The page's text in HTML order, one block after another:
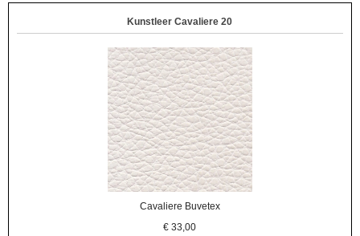
Kunstleer Cavaliere 20
Cavaliere Buvetex
€33,00